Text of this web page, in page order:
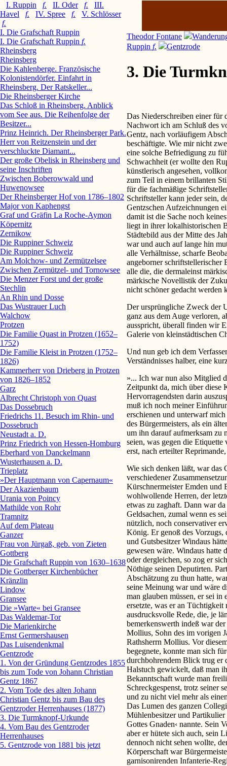
Theodor Fontane
Ruppin f. Gentzrode
3. Die
Das Niederschreiben einer für
Nachwort ich am Schluß des
Gentz, nach vorläufigem
beschäftigte. Wie mir nicht
eine solche Befriedigung zu
Schwachheit (er wollte den
künstlerisch angesehen,
zum Teil in einem brillanten
für die fachmäßige
Schriftsteller kann jeder sein,
Gentzschen Aufzeichnungen
damit ist die Sache noch
liegt in ihrer lokalhistorischen
Städtebild aus der Mitte des
war und auch auf lange hin
alle Verhältnisse, scharfe
angeborner schriftstellerischer
alle die, die dermaleinst
märkische Novellistik der
nicht schöner gedacht werden
Der ursprüngliche Zweck der
ganz aus dem Auge verloren,
ausspricht, überall finden wir
Galerie von kleinstädtischen
Und nun geb ich dem
Verständnisses halber, eine
»... Ich war nun also Mitglied
Zeitpunkt da, mich über diese
Hervorragendsten darin
muß ich noch meiner
erschienen und unterwarf
des Bürgermeisters, als ein
um ihn darauf aufmerksam zu
seien, was gegen die Etiquette
erst, nach erteilter
Wie sich denken läßt, war das
verschiedener
Kürschnermeister Emden und
wohlwollende Herren, der
etwas zu zaghaft. Dann war
Geldsachen, zumal wenn es
nützlich, noch conservativer
König. Er genoß des Vorzugs,
und Gutsbesitzer Windaus
gewesen wäre. Windaus hatte
oder dergleichen, so zog er
Nöthige seinen Deputirten.
Abschätzung zu thun hatte,
seine Meinung war und wäre
man glauben müssen, er sei in
ersetzte, was er an
ausdrucksvolle Rede, die, je
bemerkenswerth indeß war
Mollius, Sohn des im vorigen
Rathsherrn Mollius. Vor
begegnete, konnte man sich
durchbohrendem Blick trug er
Halstuch gewickelt, daß man
Bekanntschaft wurde man
Schreckgespenst, trotz seiner
und zu nicht viel mehr als
Das Lumen des ganzen
Mühlenbesitzer und
Gottes Gnaden‹ nannte. Sein
aber er hütete sich auch, sein
dennoch nicht sehen wollte,
Körperschaft war
garnisonirenden Infanterie-
I. Ruppin f. II. Oder f.
III.
Havel
f. IV. Spree f.
V. Schlösser
f.
I. Die Grafschaft Ruppin
I. Die Grafschaft Ruppin f.
Rheinsberg
Rheinsberg
Die Kahlenberge. Französische
Kolonistendörfer. Einfahrt in
Rheinsberg. Der Ratskeller...
Die Rheinsberger Kirche
Das Schloß in Rheinsberg. Anblick
vom See aus. Die Reihenfolge der
Besitzer...
Prinz Heinrich. Der Rheinsberger Park.
Herr von Reitzenstein und der
verschluckte Diamant...
Der große Obelisk in Rheinsberg und
seine Inschriften
Zwischen Boberowwald und
Huwenowsee
Der Rheinsberger Hof von 1786–1802
Major von Kaphengst
Graf und Gräfin La Roche-Aymon
Köpernitz
Zernikow
Die Ruppiner Schweiz
Die Ruppiner Schweiz
Am Molchow- und Zermützelsee
Zwischen Zermützel- und Tornowsee
Die Menzer Forst und der große
Stechlin
An Rhin und Dosse
Das Wustrauer Luch
Walchow
Protzen
Die Familie Quast in Protzen (1652–
1752)
Die Familie Kleist in Protzen (1752–
1826)
Kammerherr von Drieberg in Protzen
von 1826–1852
Garz
Albrecht Christoph von Quast
Das Dossebruch
Friedrichs 11. Besuch im Rhin- und
Dossebruch
Neustadt a. D.
Prinz Friedrich von Hessen-Homburg
Eberhard von Danckelmann
Wusterhausen a. D.
Trieplatz
»Der Hauptmann von Capernaum«
Der Akazienbaum
Urania von Poincy
Mathilde von Rohr
Tramnitz
Auf dem Plateau
Ganzer
Frau von Jürgaß, geb. von Zieten
Gottberg
Die Grafschaft Ruppin von 1630–1638
Die Gottberger Kirchenbücher
Kränzlin
Lindow
Gransee
Die »Warte« bei Gransee
Das Waldemar-Tor
Die Marienkirche
Ernst Germershausen
Das Luisendenkmal
Gentzrode
1. Von der Gründung Gentzrodes 1855
bis zum Tode von Johann Christian
Gentz 1867
2. Vom Tode des alten Johann
Christian Gentz bis zum Bau des
Gentzroder Herrenhauses (1877)
3. Die Turmknopf-Urkunde
4. Vom Bau des Gentzroder
Herrenhauses
5. Gentzrode von 1881 bis jetzt